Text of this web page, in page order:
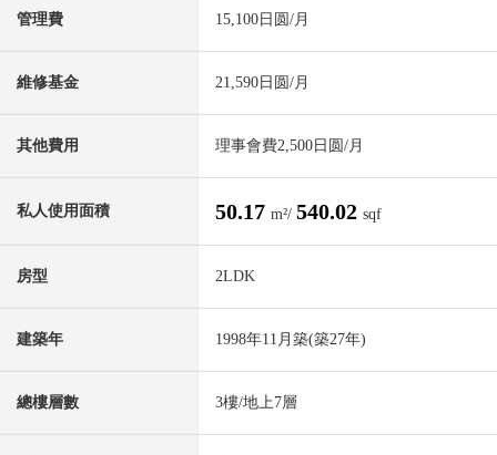
管理費 15,100日圆/月
維修基金 21,590日圆/月
其他費用 理事會費2,500日圆/月
私人使用面積 50.17 m²/ 540.02 sqf
房型 2LDK
建築年 1998年11月築(築27年)
總樓層數 3樓/地上7層